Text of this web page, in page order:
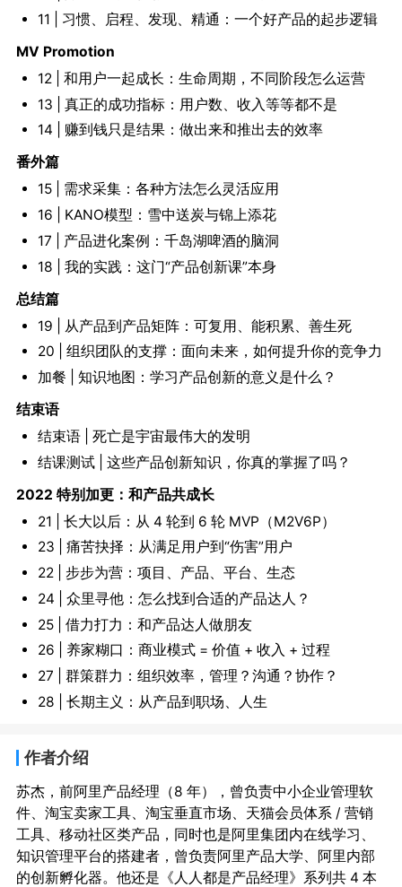
11 | 习惯、启程、发现、精通：一个好产品的起步逻辑
MV Promotion
12 | 和用户一起成长：生命周期，不同阶段怎么运营
13 | 真正的成功指标：用户数、收入等等都不是
14 | 赚到钱只是结果：做出来和推出去的效率
番外篇
15 | 需求采集：各种方法怎么灵活应用
16 | KANO模型：雪中送炭与锦上添花
17 | 产品进化案例：千岛湖啤酒的脑洞
18 | 我的实践：这门“产品创新课”本身
总结篇
19 | 从产品到产品矩阵：可复用、能积累、善生死
20 | 组织团队的支撑：面向未来，如何提升你的竞争力
加餐 | 知识地图：学习产品创新的意义是什么？
结束语
结束语 | 死亡是宇宙最伟大的发明
结课测试 | 这些产品创新知识，你真的掌握了吗？
2022 特别加更：和产品共成长
21 | 长大以后：从 4 轮到 6 轮 MVP（M2V6P）
23 | 痛苦抉择：从满足用户到“伤害”用户
22 | 步步为营：项目、产品、平台、生态
24 | 众里寻他：怎么找到合适的产品达人？
25 | 借力打力：和产品达人做朋友
26 | 养家糊口：商业模式 = 价值 + 收入 + 过程
27 | 群策群力：组织效率，管理？沟通？协作？
28 | 长期主义：从产品到职场、人生
作者介绍
苏杰，前阿里产品经理（8 年），曾负责中小企业管理软
件、淘宝卖家工具、淘宝垂直市场、天猫会员体系 / 营销
工具、移动社区类产品，同时也是阿里集团内在线学习、
知识管理平台的搭建者，曾负责阿里产品大学、阿里内部
的创新孵化器。他还是《人人都是产品经理》系列共 4 本